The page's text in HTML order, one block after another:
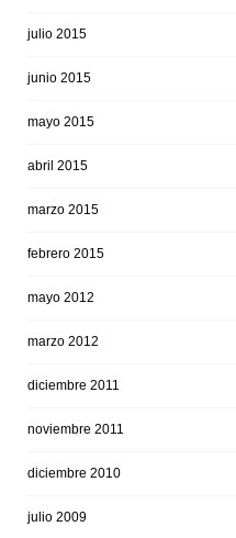
julio 2015
junio 2015
mayo 2015
abril 2015
marzo 2015
febrero 2015
mayo 2012
marzo 2012
diciembre 2011
noviembre 2011
diciembre 2010
julio 2009